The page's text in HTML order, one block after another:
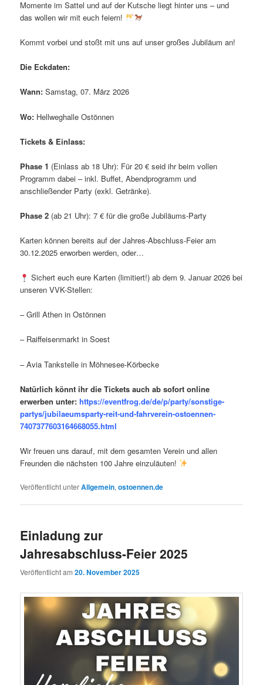
Momente im Sattel und auf der Kutsche liegt hinter uns – und
das wollen wir mit euch feiern!
Kommt vorbei und stoßt mit uns auf unser großes Jubiläum an!
Die Eckdaten:
Wann: Samstag, 07. März 2026
Wo: Hellweghalle Ostönnen
Tickets & Einlass:
Phase 1 (Einlass ab 18 Uhr): Für 20 € seid ihr beim vollen
Programm dabei – inkl. Buffet, Abendprogramm und
anschließender Party (exkl. Getränke).
Phase 2 (ab 21 Uhr): 7 € für die große Jubiläums-Party
Karten können bereits auf der Jahres-Abschluss-Feier am
30.12.2025 erworben werden, oder…
Sichert euch eure Karten (limitiert!) ab dem 9. Januar 2026 bei
unseren VVK-Stellen:
– Grill Athen in Ostönnen
– Raiffeisenmarkt in Soest
– Avia Tankstelle in Möhnesee-Körbecke
Natürlich könnt ihr die Tickets auch ab sofort online
erwerben unter: https://eventfrog.de/de/p/party/sonstige-
partys/jubilaeumsparty-reit-und-fahrverein-ostoennen-
7407377603164668055.html
Wir freuen uns darauf, mit dem gesamten Verein und allen
Freunden die nächsten 100 Jahre einzuläuten!
Veröffentlicht unterAllgemein,ostoennen.de
Einladung zur
Jahresabschluss-Feier 2025
Veröffentlicht am20. November 2025